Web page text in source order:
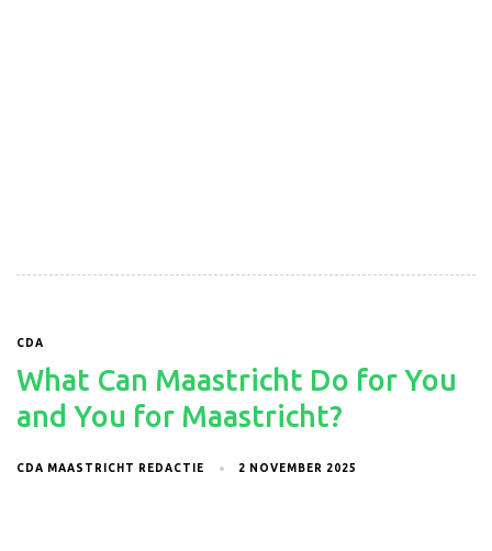
CDA
What Can Maastricht Do for You
and You for Maastricht?
CDA MAASTRICHT REDACTIE 2 NOVEMBER 2025